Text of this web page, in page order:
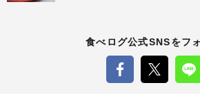
食べログ公式SNSをフ